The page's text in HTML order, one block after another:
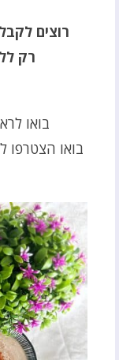
רוצים
רק
בואו
בואו הצטרפו